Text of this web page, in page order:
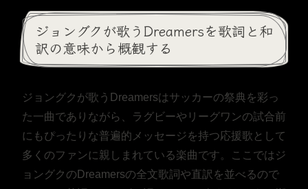
ジョングクが歌うDreamersを歌詞と和
訳の意味から概観する
ジョングクが歌うDreamersはサッカーの祭典を彩っ
た一曲でありながら、ラグビーやリーグワンの試合前
にもぴったりな普遍的メッセージを持つ応援歌として
多くのファンに親しまれている楽曲です。ここではジ
ョングクのDreamersの全文歌詞や直訳を並べるので